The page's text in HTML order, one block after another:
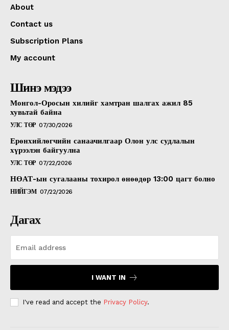
About
Contact us
Subscription Plans
My account
Шинэ мэдээ
Монгол-Оросын хилийг хамтран шалгах ажил 85
хувьтай байна
УЛС ТӨР 07/30/2026
Ерөнхийлөгчийн санаачилгаар Олон улс судлалын
хүрээлэн байгуулна
УЛС ТӨР 07/22/2026
НӨАТ-ын сугалааны тохирол өнөөдөр 13:00 цагт болно
НИЙГЭМ 07/22/2026
Дагах
I WANT IN
I've read and accept the Privacy Policy.